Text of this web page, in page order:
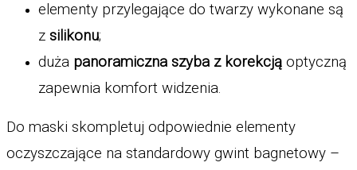
elementy przylegające do twarzy wykonane są
z silikonu;
duża panoramiczna szyba z korekcją optyczną
zapewnia komfort widzenia.
Do maski skompletuj odpowiednie elementy
oczyszczające na standardowy gwint bagnetowy –